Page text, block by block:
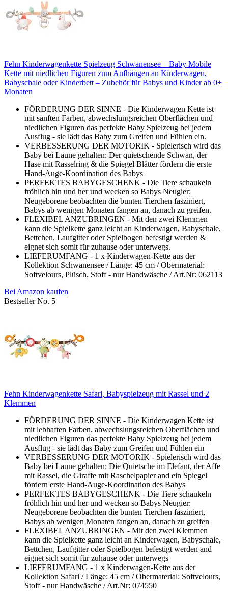
Fehn Kinderwagenkette Spielzeug Schwanensee – Baby Mobile
Kette mit niedlichen Figuren zum Aufhängen an Kinderwagen,
Babyschale oder Kinderbett – Zubehör für Babys und Kinder ab 0+
Monaten
FÖRDERUNG DER SINNE - Die Kinderwagen Kette ist
mit sanften Farben, abwechslungsreichen Oberflächen und
niedlichen Figuren das perfekte Baby Spielzeug bei jedem
Ausflug - sie lädt das Baby zum Greifen und Fühlen ein.
VERBESSERUNG DER MOTORIK - Spielerisch wird das
Baby bei Laune gehalten: Der quietschende Schwan, der
Hase mit Rasselring & die Spiegel Blätter fördern die erste
Hand-Auge-Koordination des Babys
PERFEKTES BABYGESCHENK - Die Tiere schaukeln
fröhlich hin und her und wecken so Babys Neugier:
Neugeborene beobachten die bunten Tierchen fasziniert,
Babys ab wenigen Monaten fangen an, danach zu greifen.
FLEXIBEL ANZUBRINGEN - Mit den zwei Klemmen
kann die Spielkette ganz leicht an Kinderwagen, Babyschale,
Bettchen, Laufgitter oder Spielbogen befestigt werden &
eignet sich somit für zuhause oder unterwegs.
LIEFERUMFANG - 1 x Kinderwagen-Kette aus der
Kollektion Schwanensee / Länge: 45 cm / Obermaterial:
Softvelours, Plüsch, Stoff - nur Handwäsche / Art.Nr: 062113
Bei Amazon kaufen
Bestseller No. 5
Fehn Kinderwagenkette Safari, Babyspielzeug mit Rassel und 2
Klemmen
FÖRDERUNG DER SINNE - Die Kinderwagen Kette ist
mit lebhaften Farben, abwechslungsreichen Oberflächen und
niedlichen Figuren das perfekte Baby Spielzeug bei jedem
Ausflug - sie lädt das Baby zum Greifen und Fühlen ein
VERBESSERUNG DER MOTORIK - Spielerisch wird das
Baby bei Laune gehalten: Die Quietsche im Elefant, der Affe
mit Rassel, die Giraffe mit Raschelpapier and ein Spiegel
fördern erste Hand-Auge-Koordination des Babys
PERFEKTES BABYGESCHENK - Die Tiere schaukeln
fröhlich hin und her und wecken so Babys Neugier:
Neugeborene beobachten die bunten Tierchen fasziniert,
Babys ab wenigen Monaten fangen an, danach zu greifen
FLEXIBEL ANZUBRINGEN - Mit den zwei Klemmen
kann die Spielkette ganz leicht an Kinderwagen, Babyschale,
Bettchen, Laufgitter oder Spielbogen befestigt werden and
eignet sich somit für zuhause oder unterwegs
LIEFERUMFANG - 1 x Kinderwagen-Kette aus der
Kollektion Safari / Länge: 45 cm / Obermaterial: Softvelours,
Stoff - nur Handwäsche / Art.Nr: 074550